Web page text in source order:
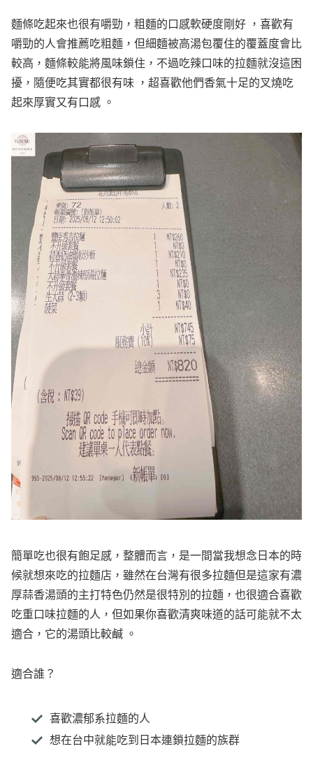
麵條吃起來也很有嚼勁，粗麵的口感軟硬度剛好 ，喜歡有
嚼勁的人會推薦吃粗麵，但細麵被高湯包覆住的覆蓋度會比
較高，麵條較能將風味鎖住，不過吃辣口味的拉麵就沒這困
擾，隨便吃其實都很有味 ，超喜歡他們香氣十足的叉燒吃
起來厚實又有口感 。
簡單吃也很有飽足感，整體而言，是一間當我想念日本的時
候就想來吃的拉麵店，雖然在台灣有很多拉麵但是這家有濃
厚蒜香湯頭的主打特色仍然是很特別的拉麵，也很適合喜歡
吃重口味拉麵的人，但如果你喜歡清爽味道的話可能就不太
適合，它的湯頭比較鹹 。
適合誰？
喜歡濃郁系拉麵的人
想在台中就能吃到日本連鎖拉麵的族群